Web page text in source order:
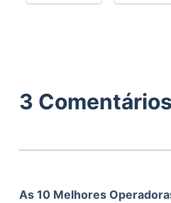
3 Comentários
As 10 Melhores